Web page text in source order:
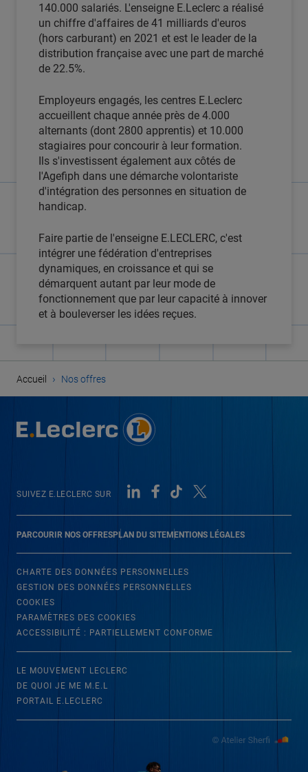
140.000 salariés. L'enseigne E.Leclerc a réalisé
un chiffre d'affaires de 41 milliards d'euros
(hors carburant) en 2021 et est le leader de la
distribution française avec une part de marché
de 22.5%.
Employeurs engagés, les centres E.Leclerc
accueillent chaque année près de 4.000
alternants (dont 2800 apprentis) et 10.000
stagiaires pour concourir à leur formation.
Ils s'investissent également aux côtés de
l'Agefiph dans une démarche volontariste
d'intégration des personnes en situation de
handicap.
Faire partie de l'enseigne E.LECLERC, c'est
intégrer une fédération d'entreprises
dynamiques, en croissance et qui se
démarquent autant par leur mode de
fonctionnement que par leur capacité à innover
et à bouleverser les idées reçues.
Accueil › Nos offres
PARCOURIR NOS OFFRESPLAN DU SITEMENTIONS LÉGALES
SUIVEZ E.LECLERC SUR
CHARTE DES DONNÉES PERSONNELLES
GESTION DES DONNÉES PERSONNELLES
COOKIES
PARAMÈTRES DES COOKIES
ACCESSIBILITÉ : PARTIELLEMENT CONFORME
LE MOUVEMENT LECLERC
DE QUOI JE ME M.E.L
PORTAIL E.LECLERC